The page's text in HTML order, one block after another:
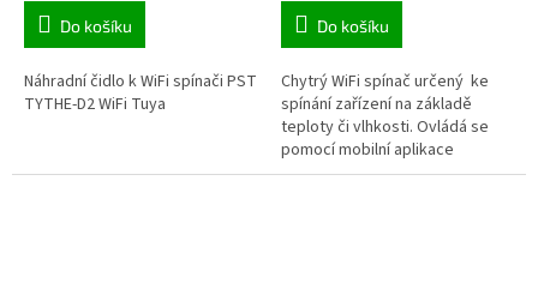
Do košíku
Náhradní čidlo k WiFi spínači PST
TYTHE-D2 WiFi Tuya
Do košíku
Chytrý WiFi spínač určený ke
spínání zařízení na základě
teploty či vlhkosti. Ovládá se
pomocí mobilní aplikace
TuyaSmart.